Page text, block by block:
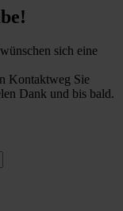
sich eine
Kontaktweg Sie
Dank und bis bald.